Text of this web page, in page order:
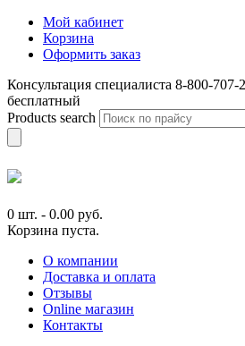
Мой кабинет
Корзина
Оформить заказ
Консультация специалиста 8-800-707-
бесплатный
Products search
0 шт. - 0.00 руб.
Корзина пуста.
О компании
Доставка и оплата
Отзывы
Online магазин
Контакты